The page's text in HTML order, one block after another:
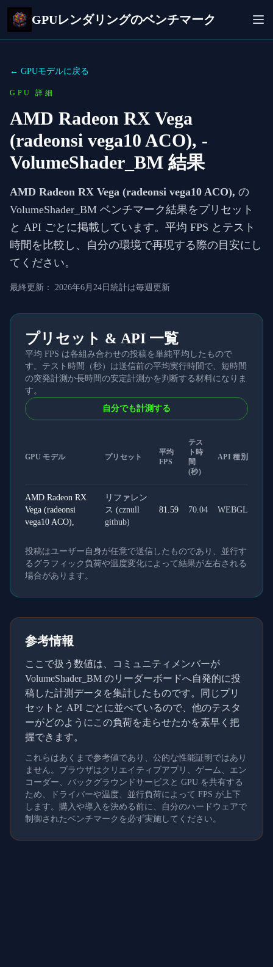
GPUレンダリングのベンチマーク
← GPUモデルに戻る
GPU 詳細
AMD Radeon RX Vega
(radeonsi vega10 ACO), -
VolumeShader_BM 結果
AMD Radeon RX Vega (radeonsi vega10 ACO), の
VolumeShader_BM ベンチマーク結果をプリセット
と API ごとに掲載しています。平均 FPS とテスト
時間を比較し、自分の環境で再現する際の目安にし
てください。
最終更新： 2026年6月24日 統計は毎週更新
プリセット & API 一覧
平均 FPS は各組み合わせの投稿を単純平均したもので
す。テスト時間（秒）は送信前の平均実行時間で、短時間
の突発計測か長時間の安定計測かを判断する材料になりま
す。
自分でも計測する
GPU モデル プリセット
平均
FPS
テス
ト時
間
(秒)
API 種別
AMD Radeon RX
Vega (radeonsi
vega10 ACO),
リファレン
ス (cznull
github)
81.59 70.04 WEBGL
投稿はユーザー自身が任意で送信したものであり、並行す
るグラフィック負荷や温度変化によって結果が左右される
場合があります。
参考情報
ここで扱う数値は、コミュニティメンバーが
VolumeShader_BM のリーダーボードへ自発的に投
稿した計測データを集計したものです。同じプリ
セットと API ごとに並べているので、他のテスタ
ーがどのようにこの負荷を走らせたかを素早く把
握できます。
これらはあくまで参考値であり、公的な性能証明ではあり
ません。ブラウザはクリエイティブアプリ、ゲーム、エン
コーダー、バックグラウンドサービスと GPU を共有する
ため、ドライバーや温度、並行負荷によって FPS が上下
します。購入や導入を決める前に、自分のハードウェアで
制御されたベンチマークを必ず実施してください。